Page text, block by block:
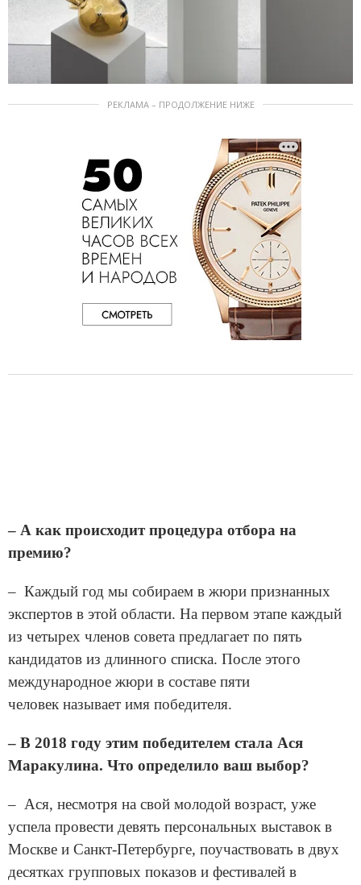
РЕКЛАМА – ПРОДОЛЖЕНИЕ НИЖЕ
– А как происходит процедура отбора на
премию?
– Каждый год мы собираем в жюри признанных
экспертов в этой области. На первом этапе каждый
из четырех членов совета предлагает по пять
кандидатов из длинного списка. После этого
международное жюри в составе пяти
человек называет имя победителя.
– В 2018 году этим победителем стала Ася
Маракулина. Что определило ваш выбор?
– Ася, несмотря на свой молодой возраст, уже
успела провести девять персональных выставок в
Москве и Санкт-Петербурге, поучаствовать в двух
десятках групповых показов и фестивалей в